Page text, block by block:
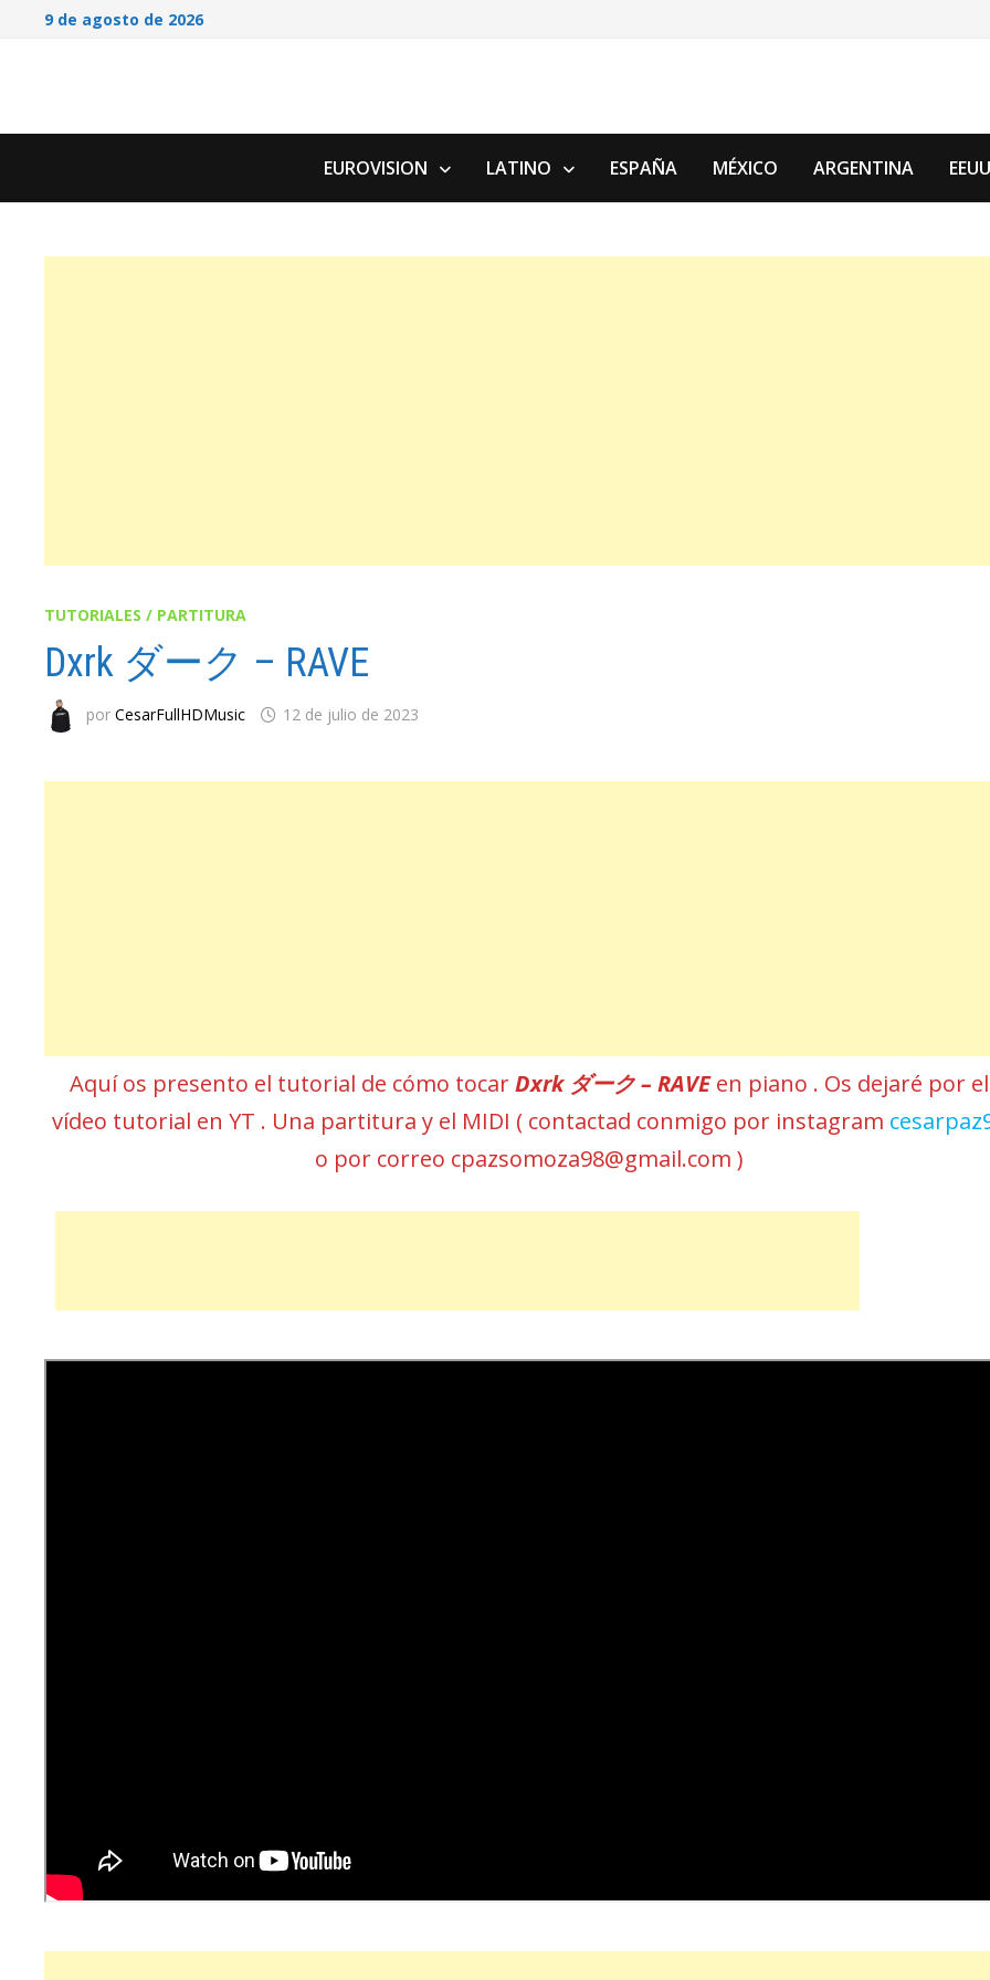
Saltar9 de agosto de 2026
EUROVISION LATINO ESPAÑA MÉXICO ARGENTINA
TUTORIALES / PARTITURA
Dxrk ダーク – RAVE
porCesarFullHDMusic 12 de julio de 2023
Aquí os presento el tutorial de cómo tocarDxrk ダーク – RAVEen piano . Os dejaré por el
vídeo tutorial en YT . Una partitura y el MIDI ( contactad conmigo por instagram
o por correo cpazsomoza98@gmail.com )